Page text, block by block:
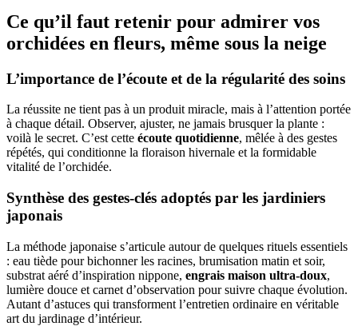
Ce qu’il faut retenir pour admirer vos
orchidées en fleurs, même sous la neige
L’importance de l’écoute et de la régularité des soins
La réussite ne tient pas à un produit miracle, mais à l’attention portée
à chaque détail. Observer, ajuster, ne jamais brusquer la plante :
voilà le secret. C’est cette écoute quotidienne, mêlée à des gestes
répétés, qui conditionne la floraison hivernale et la formidable
vitalité de l’orchidée.
Synthèse des gestes-clés adoptés par les jardiniers
japonais
La méthode japonaise s’articule autour de quelques rituels essentiels
: eau tiède pour bichonner les racines, brumisation matin et soir,
substrat aéré d’inspiration nippone, engrais maison ultra-doux,
lumière douce et carnet d’observation pour suivre chaque évolution.
Autant d’astuces qui transforment l’entretien ordinaire en véritable
art du jardinage d’intérieur.